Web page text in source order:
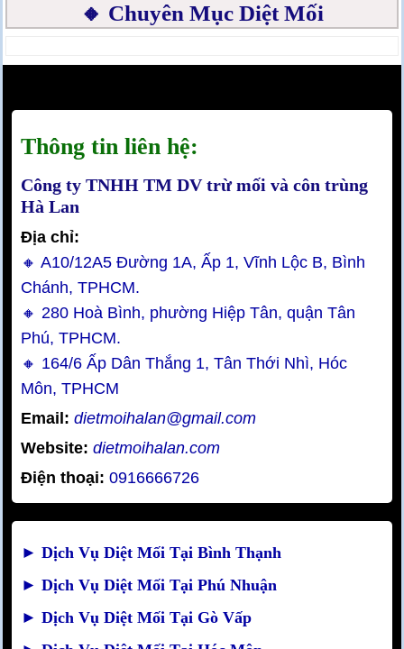
🔸 Chuyên Mục Diệt Mối
Thông tin liên hệ:
Công ty TNHH TM DV trừ mối và côn trùng
Hà Lan
Địa chỉ:
🔸 A10/12A5 Đường 1A, Ấp 1, Vĩnh Lộc B, Bình
Chánh, TPHCM.
🔸 280 Hoà Bình, phường Hiệp Tân, quận Tân
Phú, TPHCM.
🔸 164/6 Ấp Dân Thắng 1, Tân Thới Nhì, Hóc
Môn, TPHCM
Email: dietmoihalan@gmail.com
Website: dietmoihalan.com
Điện thoại: 0916666726
► Dịch Vụ Diệt Mối Tại Bình Thạnh
► Dịch Vụ Diệt Mối Tại Phú Nhuận
► Dịch Vụ Diệt Mối Tại Gò Vấp